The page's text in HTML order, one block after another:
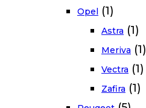
Opel (1)
Astra (1)
Meriva (1)
Vectra (1)
Zafira (1)